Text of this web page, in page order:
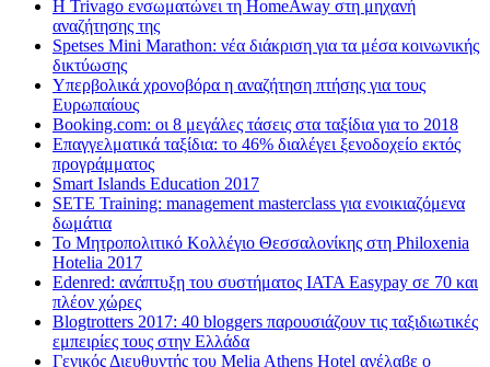
Η Trivago ενσωματώνει τη HomeAway στη μηχανή
αναζήτησης της
Spetses Mini Marathon: νέα διάκριση για τα μέσα κοινωνικής
δικτύωσης
Υπερβολικά χρονοβόρα η αναζήτηση πτήσης για τους
Ευρωπαίους
Booking.com: οι 8 μεγάλες τάσεις στα ταξίδια για το 2018
Επαγγελματικά ταξίδια: το 46% διαλέγει ξενοδοχείο εκτός
προγράμματος
Smart Islands Education 2017
SETE Training: management masterclass για ενοικιαζόμενα
δωμάτια
Το Μητροπολιτικό Κολλέγιο Θεσσαλονίκης στη Philoxenia
Hotelia 2017
Edenred: ανάπτυξη του συστήματος IATA Easypay σε 70 και
πλέον χώρες
Blogtrotters 2017: 40 bloggers παρουσιάζουν τις ταξιδιωτικές
εμπειρίες τους στην Ελλάδα
Γενικός Διευθυντής του Melia Athens Hotel ανέλαβε ο